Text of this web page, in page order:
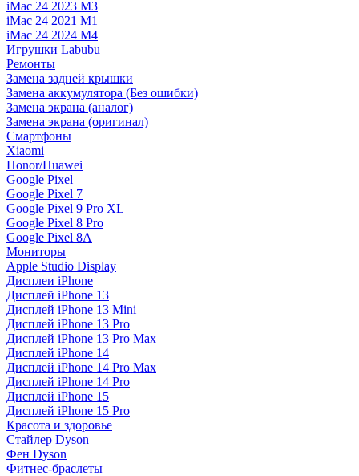
iMac 24 2023 M3
iMac 24 2021 M1
iMac 24 2024 M4
Игрушки Labubu
Ремонты
Замена задней крышки
Замена аккумулятора (Без ошибки)
Замена экрана (аналог)
Замена экрана (оригинал)
Смартфоны
Xiaomi
Honor/Huawei
Google Pixel
Google Pixel 7
Google Pixel 9 Pro XL
Google Pixel 8 Pro
Google Pixel 8A
Мониторы
Apple Studio Display
Дисплеи iPhone
Дисплей iPhone 13
Дисплей iPhone 13 Mini
Дисплей iPhone 13 Pro
Дисплей iPhone 13 Pro Max
Дисплей iPhone 14
Дисплей iPhone 14 Pro Max
Дисплей iPhone 14 Pro
Дисплей iPhone 15
Дисплей iPhone 15 Pro
Красота и здоровье
Стайлер Dyson
Фен Dyson
Фитнес-браслеты